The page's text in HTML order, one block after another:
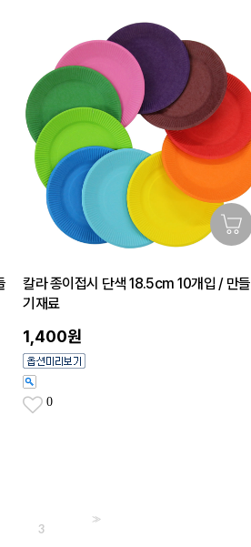
칼라 종이접시 단색 18.5cm 10개입 / 만들
기재료
1,400원
0
3
>>